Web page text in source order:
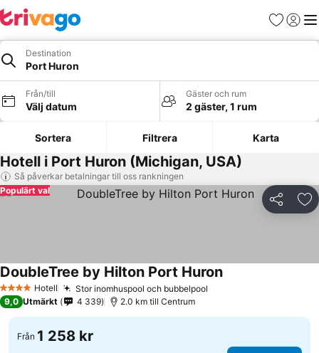
Favoriter
Logga
Destination
Port Huron
Från/till
Välj datum
Gäster och rum
2 gäster, 1 rum
Sortera Filtrera Karta
Hotell i Port Huron (Michigan, USA)
Så påverkar betalningar till oss rankningen
Dela
Populärt val
4 StjärnorHotell Stor inomhuspool och bubbelpool
DoubleTree by Hilton Port Huron
9,0 Utmärkt 4 339 2.0 km till Centrum
Från 1 258 kr